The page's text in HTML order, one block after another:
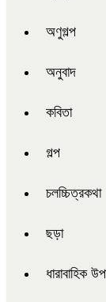
অণুগল্প
অনুবাদ
কবিতা
গল্প
চলচ্চিত্রকথা
ছড়া
ধারাবাহিক